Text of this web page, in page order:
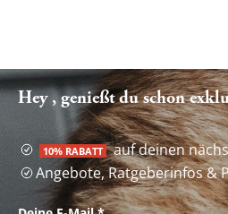
Hey , genießt du schon
10% RABATT auf deinen
Angebote, Ratgeberinfos &